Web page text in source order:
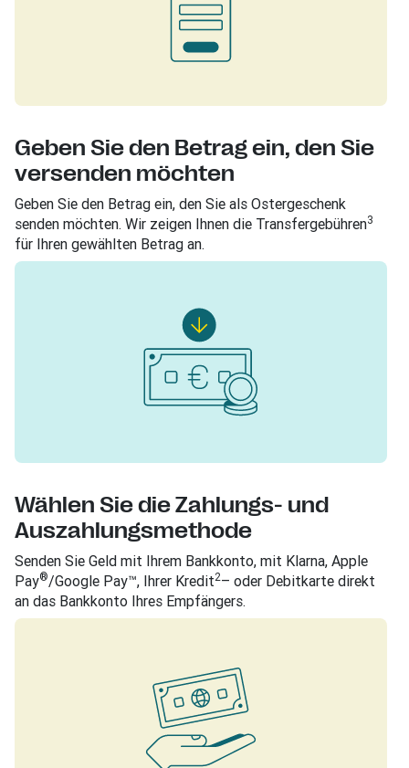
Geben Sie den Betrag ein, den Sie
versenden möchten
Geben Sie den Betrag ein, den Sie als Ostergeschenk
senden möchten. Wir zeigen Ihnen die Transfergebühren3
für Ihren gewählten Betrag an.
Wählen Sie die Zahlungs- und
Auszahlungsmethode
Senden Sie Geld mit Ihrem Bankkonto, mit Klarna, Apple
Pay®/Google Pay™, Ihrer Kredit2– oder Debitkarte direkt
an das Bankkonto Ihres Empfängers.